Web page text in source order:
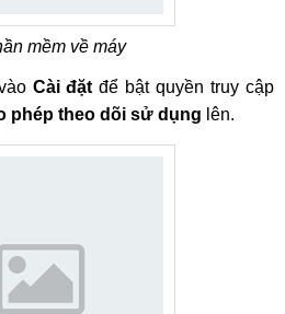
mềm về máy
Cài đặt để bật quyền truy cập
phép theo dõi sử dụng lên.